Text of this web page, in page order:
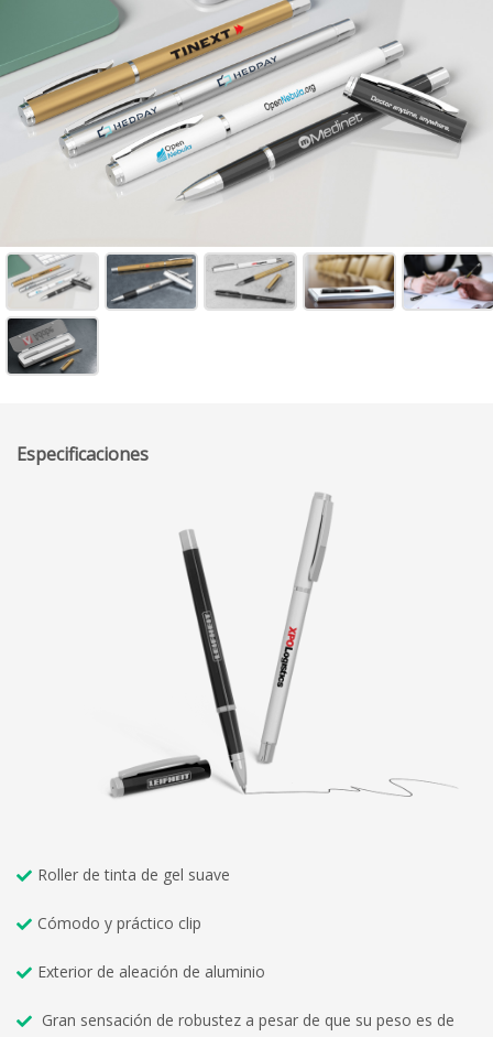
Especificaciones
Roller de tinta de gel suave
Cómodo y práctico clip
Exterior de aleación de aluminio
Gran sensación de robustez a pesar de que su peso es de